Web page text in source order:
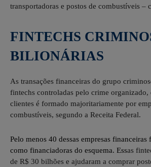
transportadoras e postos de combustíveis –
FINTECHS
BILIONÁRIAS
As transações financeiras do grupo
fintechs controladas pelo crime
clientes é formado majoritariamente por
combustíveis, segundo a Receita Federal.
Pelo menos 40 dessas empresas
como financiadoras do esquema. Essas
de R$ 30 bilhões e ajudaram a comprar